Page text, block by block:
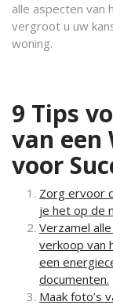
alle aspecten van
vergroot u uw
woning.
9 Tips
van een
voor
Zorg ervoor
je het op de
Verzamel
verkoop van
een
documenten.
Maak foto’s